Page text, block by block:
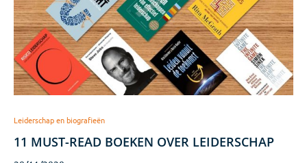
Leiderschap en biografieën
11 MUST-READ BOEKEN OVER LEIDERSCHAP